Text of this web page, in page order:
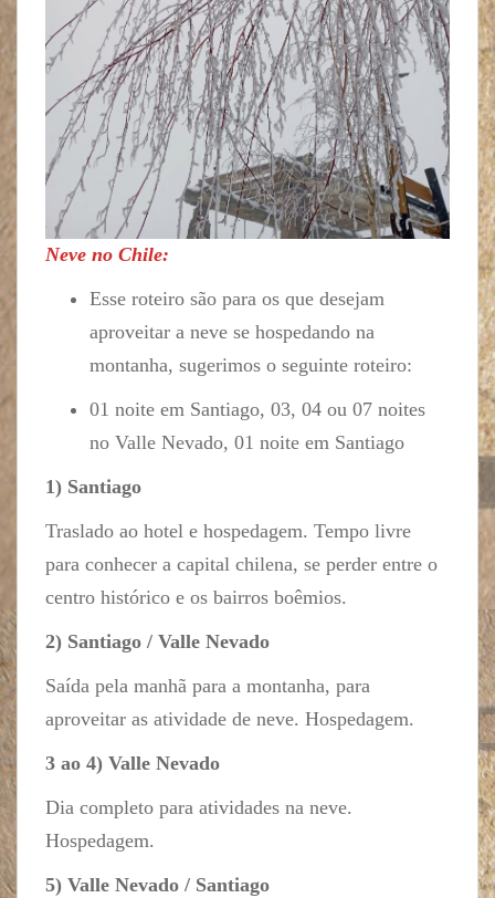
Neve no Chile:
Esse roteiro são para os que desejam
aproveitar a neve se hospedando na
montanha, sugerimos o seguinte roteiro:
01 noite em Santiago, 03, 04 ou 07 noites
no Valle Nevado, 01 noite em Santiago
1) Santiago
Traslado ao hotel e hospedagem. Tempo livre
para conhecer a capital chilena, se perder entre o
centro histórico e os bairros boêmios.
2) Santiago / Valle Nevado
Saída pela manhã para a montanha, para
aproveitar as atividade de neve. Hospedagem.
3 ao 4) Valle Nevado
Dia completo para atividades na neve.
Hospedagem.
5) Valle Nevado / Santiago